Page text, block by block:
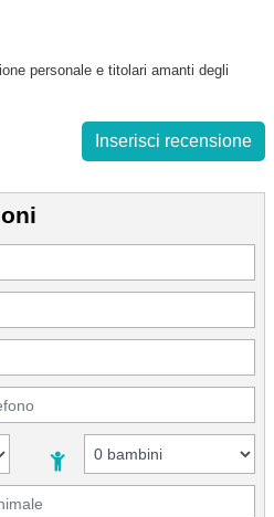
personale e titolari amanti degli
Inserisci recensione